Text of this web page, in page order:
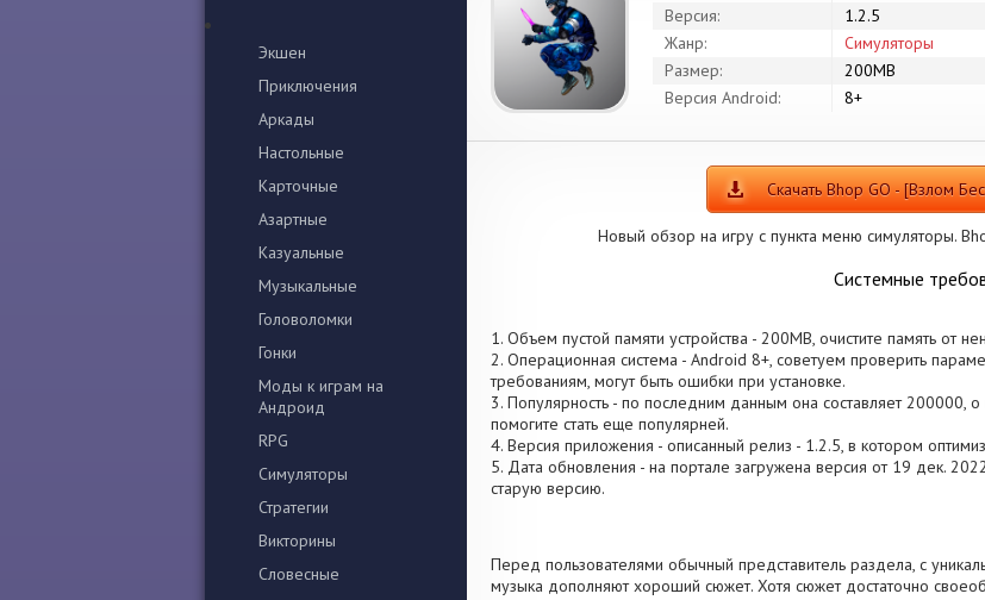
Экшен
Приключения
Аркады
Настольные
Карточные
Азартные
Казуальные
Музыкальные
Головоломки
Гонки
Моды к играм на
Андроид
RPG
Симуляторы
Стратегии
Викторины
Словесные
Версия:
1.2.5
Жанр:
Симуляторы
Размер:
200MB
Версия Android:
8+
Скачать Bhop GO - [Взлом
Новый обзор на игру с пункта меню симуляторы.
Системные
1. Объем пустой памяти устройства - 200MB, очистите память от
2. Операционная система - Android 8+, советуем проверить
требованиям, могут быть ошибки при установке.
3. Популярность - по последним данным она составляет 200000, о
помогите стать еще популярней.
4. Версия приложения - описанный релиз - 1.2.5, в котором
5. Дата обновления - на портале загружена версия от 19 дек.
старую версию.
Перед пользователями обычный представитель раздела, с
музыка дополняют хороший сюжет. Хотя сюжет достаточно